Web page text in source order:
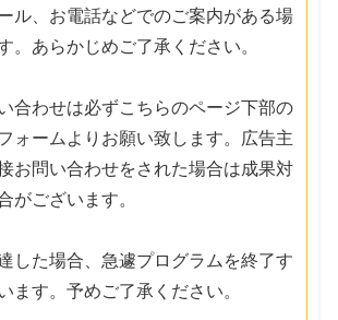
ル、お電話などでのご案内がある場
。あらかじめご了承ください。
合わせは必ずこちらのページ下部の
ォームよりお願い致します。広告主
お問い合わせをされた場合は成果対
がございます。
した場合、急遽プログラムを終了す
ます。予めご了承ください。